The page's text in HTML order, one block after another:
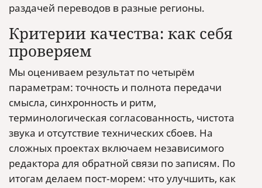
раздачей переводов в разные регионы.
Критерии качества: как себя
проверяем
Мы оцениваем результат по четырём
параметрам: точность и полнота передачи
смысла, синхронность и ритм,
терминологическая согласованность, чистота
звука и отсутствие технических сбоев. На
сложных проектах включаем независимого
редактора для обратной связи по записям. По
итогам делаем пост‑морем: что улучшить, как